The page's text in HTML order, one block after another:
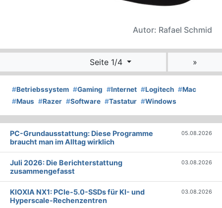
Autor: Rafael Schmid
Seite 1/4 »
#Betriebssystem #Gaming #Internet #Logitech #Mac
#Maus #Razer #Software #Tastatur #Windows
PC-Grundausstattung: Diese Programme
braucht man im Alltag wirklich
05.08.2026
Juli 2026: Die Bericht­erstattung
zusammengefasst
03.08.2026
KIOXIA NX1: PCIe-5.0-SSDs für KI- und
Hyperscale-Rechenzentren
03.08.2026